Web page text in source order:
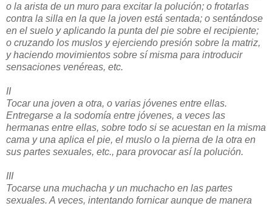
o la arista de un muro para excitar la polución; o frotarlas
contra la silla en la que la joven está sentada; o sentándose
en el suelo y aplicando la punta del pie sobre el recipiente;
o cruzando los muslos y ejerciendo presión sobre la matriz,
y haciendo movimientos sobre sí misma para introducir
sensaciones venéreas, etc.
II
Tocar una joven a otra, o varias jóvenes entre ellas.
Entregarse a la sodomía entre jóvenes, a veces las
hermanas entre ellas, sobre todo si se acuestan en la misma
cama y una aplica el pie, el muslo o la pierna de la otra en
sus partes sexuales, etc., para provocar así la polución.
III
Tocarse una muchacha y un muchacho en las partes
sexuales. A veces, intentando fornicar aunque de manera